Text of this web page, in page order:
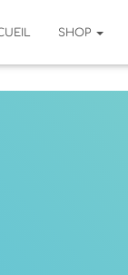
SHOP